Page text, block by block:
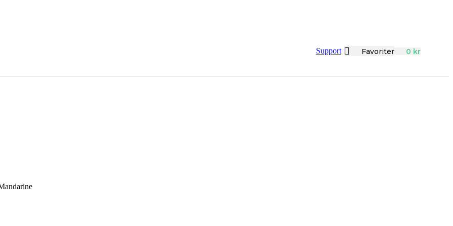
Support Favoriter 0 kr